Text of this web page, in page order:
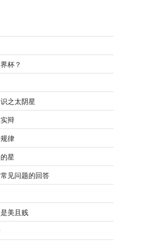
杯？
之太阴星
辩
律
星
见问题的回答
美且贱